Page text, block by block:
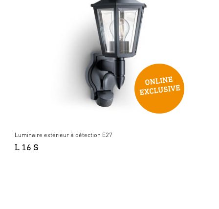
Luminaire extérieur à détection E27
L 16 S